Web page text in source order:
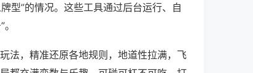
型”的情况。这些工具通过后台运行、自
法，精准还原各地规则，地道性拉满，飞